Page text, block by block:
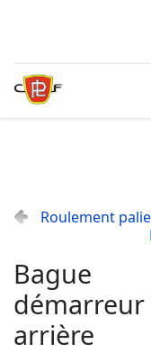
Roulement
Bague
démarreur
arrière